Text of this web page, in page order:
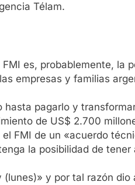
Télam.
es, probablemente, la
empresas y familias
pagarlo y
de US$ 2.700
FMI de un «acuerdo
la posibilidad de
y por tal razón